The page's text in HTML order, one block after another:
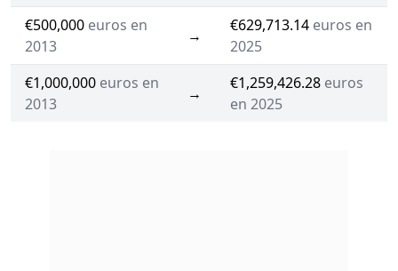
€500,000 euros en
2013
→
€629,713.14 euros en
2025
€1,000,000 euros en
2013
→
€1,259,426.28 euros
en 2025